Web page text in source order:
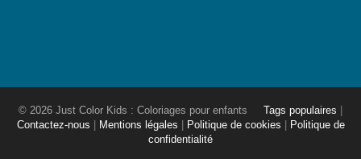
© 2026 Just Color Kids : Coloriages pour enfants Tags populaires
Contactez-nous
Mentions légales Politique de cookies
Politique de
confidentialité